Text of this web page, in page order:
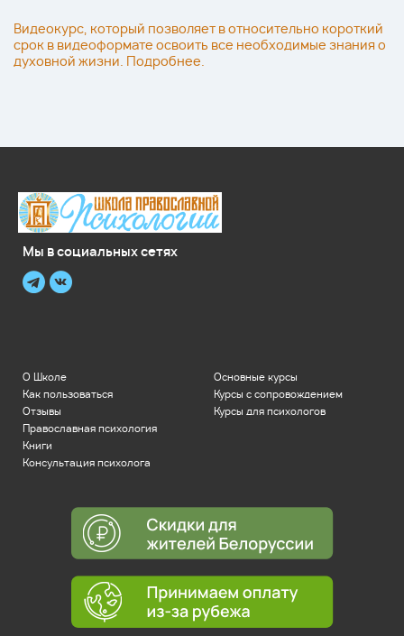
Видеокурс, который позволяет в относительно короткий
срок в видеоформате освоить все необходимые знания о
духовной жизни. Подробнее.
Мы в социальных сетях
Основные курсы
Курсы с сопровождением
Курсы для психологов
О Школе
Как пользоваться
Отзывы
Православная психология
Книги
Консультация психолога